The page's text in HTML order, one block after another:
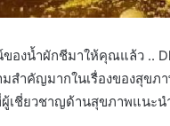
ของน้ำผักชีมาให้คุณแล้ว ..
สำคัญมากในเรื่องของสุข
ผู้เชี่ยวชาญด้านสุขภาพแนะ